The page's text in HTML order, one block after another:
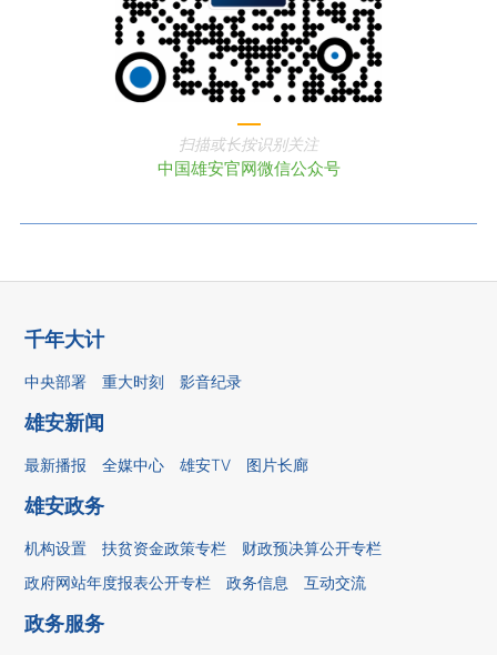
扫描或长按识别关注
中国雄安官网微信公众号
千年大计
中央部署 重大时刻 影音纪录
雄安新闻
最新播报 全媒中心 雄安TV 图片长廊
雄安政务
机构设置 扶贫资金政策专栏
财政预决算公开专栏
政府网站年度报表公开专栏
政务信息 互动交流
政务服务